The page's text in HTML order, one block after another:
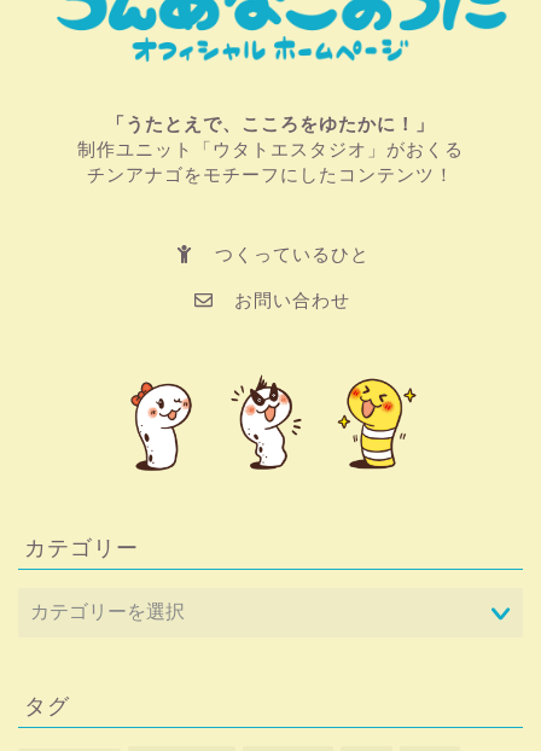
「うたとえで、こころをゆたかに！」
制作ユニット「ウタトエスタジオ」がおくる
チンアナゴをモチーフにしたコンテンツ！
つくっているひと
お問い合わせ
カテゴリー
タグ